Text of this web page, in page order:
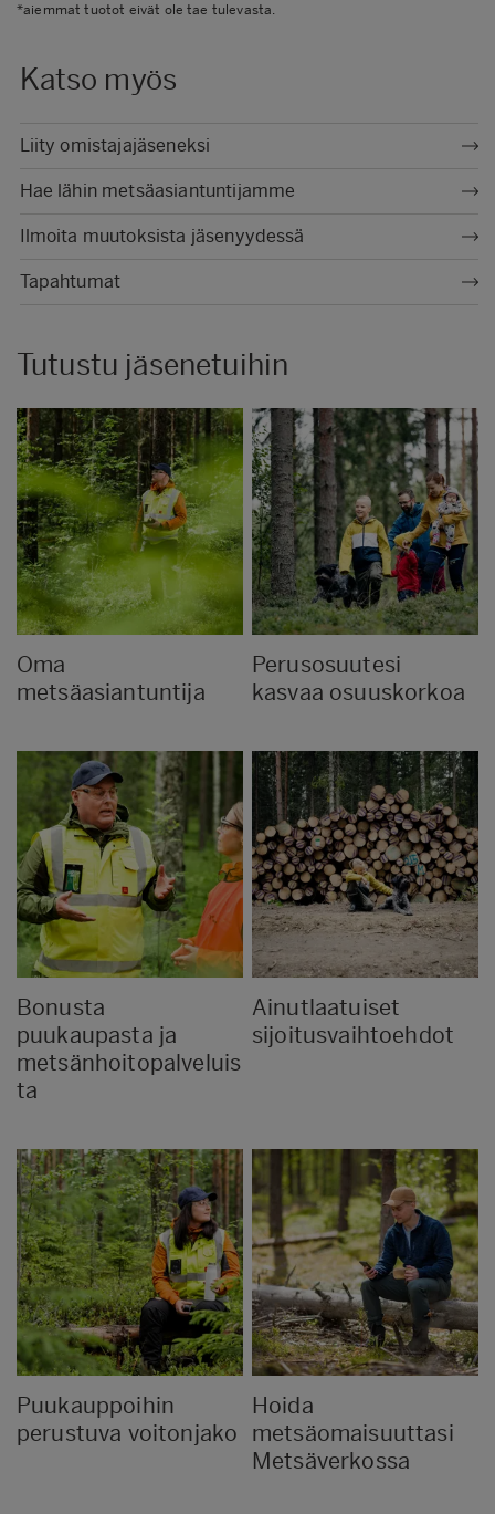
*aiemmat tuotot eivät ole tae tulevasta.
Katso myös
Liity omistajajäseneksi
Hae lähin metsäasiantuntijamme
Ilmoita muutoksista jäsenyydessä
Tapahtumat
Tutustu jäsenetuihin
Oma
metsäasiantuntija
Perusosuutesi
kasvaa osuuskorkoa
Bonusta
puukaupasta ja
metsänhoitopalveluis
ta
Ainutlaatuiset
sijoitusvaihtoehdot
Puukauppoihin
perustuva voitonjako
Hoida
metsäomaisuuttasi
Metsäverkossa